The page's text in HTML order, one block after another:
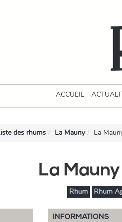
ACCUEIL
des rhums La Mauny La
La
Rhum Rhum
INFORMATIONS